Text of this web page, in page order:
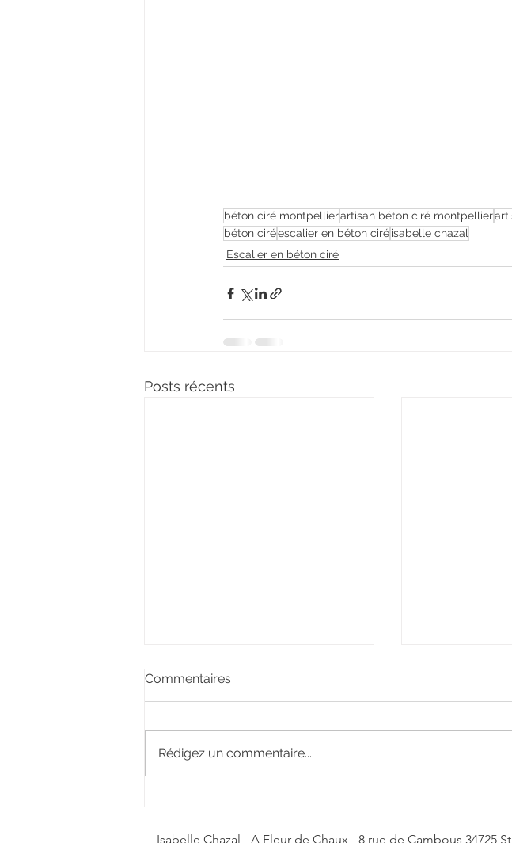
béton ciré montpellierartisan béton ciré montpellier
béton ciréescalier en béton ciréisabelle chazal
Escalier en béton ciré
Posts récents
Escalier en béton ciré
Escalier en
Commentaires
Rédigez un commentaire...
Isabelle Chazal - A Fleur de Chaux - 8 rue de Cambous 34725